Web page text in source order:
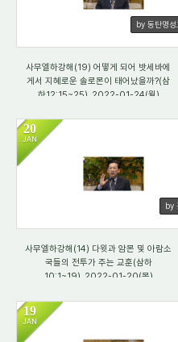
by 동탄명성
사무엘하강해(19) 어떻게 되어 밧세바에
게서 지혜로운 솔로몬이 태어났을까?(삼
하12:15~25)_2022-01-24(월)
20
JAN
by
사무엘하강해(14) 다윗과 암몬 및 아람소
국들의 전투가 주는 교훈(삼하
10:1~19)_2022-01-20(목)
19
JAN